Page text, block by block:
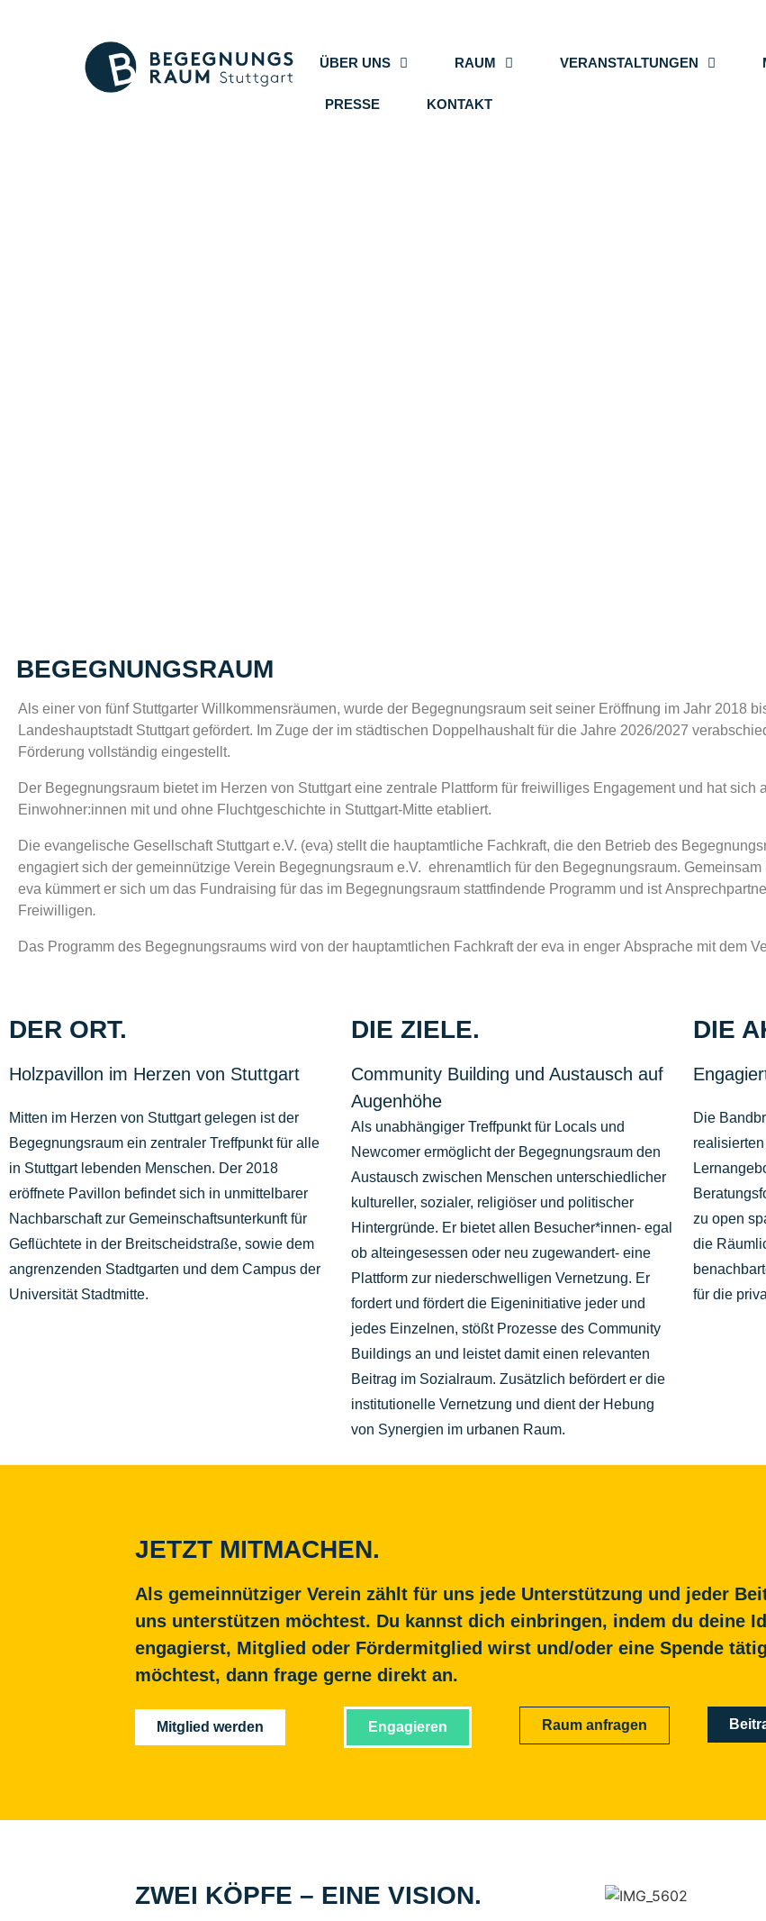
ÜBER UNS RAUM VERANSTALTUNGEN
PRESSE KONTAKT
BEGEGNUNGSRAUM
Als einer von fünf Stuttgarter Willkommensräumen, wurde der Begegnungsraum seit seiner Eröffnung im Jahr 2018
Landeshauptstadt Stuttgart gefördert. Im Zuge der im städtischen Doppelhaushalt für die Jahre 2026/2027
Förderung vollständig eingestellt.
Der Begegnungsraum bietet im Herzen von Stuttgart eine zentrale Plattform für freiwilliges Engagement und hat sich
Einwohner:innen mit und ohne Fluchtgeschichte in Stuttgart-Mitte etabliert.
Die evangelische Gesellschaft Stuttgart e.V. (eva) stellt die hauptamtliche Fachkraft, die den Betrieb des
engagiert sich der gemeinnützige Verein Begegnungsraum e.V. ehrenamtlich für den Begegnungsraum.
eva kümmert er sich um das Fundraising für das im Begegnungsraum stattfindende Programm und ist
Freiwilligen.
Das Programm des Begegnungsraums wird von der hauptamtlichen Fachkraft der eva in enger Absprache mit dem
DER ORT.
Holzpavillon im Herzen von Stuttgart
Mitten im Herzen von Stuttgart gelegen ist der
Begegnungsraum ein zentraler Treffpunkt für alle
in Stuttgart lebenden Menschen. Der 2018
eröffnete Pavillon befindet sich in unmittelbarer
Nachbarschaft zur Gemeinschaftsunterkunft für
Geflüchtete in der Breitscheidstraße, sowie dem
angrenzenden Stadtgarten und dem Campus der
Universität Stadtmitte.
DIE ZIELE.
Community Building und Austausch auf
Augenhöhe
Als unabhängiger Treffpunkt für Locals und
Newcomer ermöglicht der Begegnungsraum den
Austausch zwischen Menschen unterschiedlicher
kultureller, sozialer, religiöser und politischer
Hintergründe. Er bietet allen Besucher*innen- egal
ob alteingesessen oder neu zugewandert- eine
Plattform zur niederschwelligen Vernetzung. Er
fordert und fördert die Eigeninitiative jeder und
jedes Einzelnen, stößt Prozesse des Community
Buildings an und leistet damit einen relevanten
Beitrag im Sozialraum. Zusätzlich befördert er die
institutionelle Vernetzung und dient der Hebung
von Synergien im urbanen Raum.
DIE
Die
zu open
die
für die
JETZT MITMACHEN.
Als gemeinnütziger Verein zählt für uns jede Unterstützung und jeder
uns unterstützen möchtest. Du kannst dich einbringen, indem du deine
engagierst, Mitglied oder Fördermitglied wirst und/oder eine Spende
möchtest, dann frage gerne direkt an.
Mitglied werden Engagieren Raum anfragen
ZWEI KÖPFE – EINE VISION.